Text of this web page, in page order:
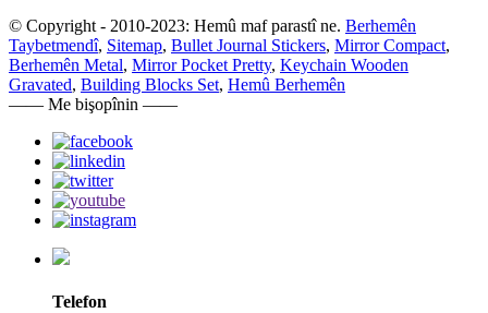
© Copyright - 2010-2023: Hemû maf parastî ne. Berhemên
Taybetmendî, Sitemap, Bullet Journal Stickers, Mirror Compact,
Berhemên Metal, Mirror Pocket Pretty, Keychain Wooden
Gravated, Building Blocks Set, Hemû Berhemên
—— Me bişopînin ——
Telefon